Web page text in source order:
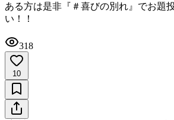
ある方は是非『＃喜びの別れ』でお題
い！！
318
10